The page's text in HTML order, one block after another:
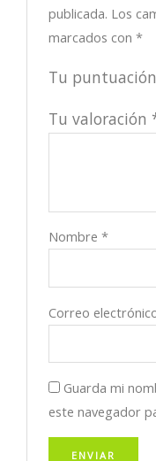
publicada. Los
marcados con*
Tu puntuación
Tu valoración
Nombre*
Correo
Guarda mi
este navegador